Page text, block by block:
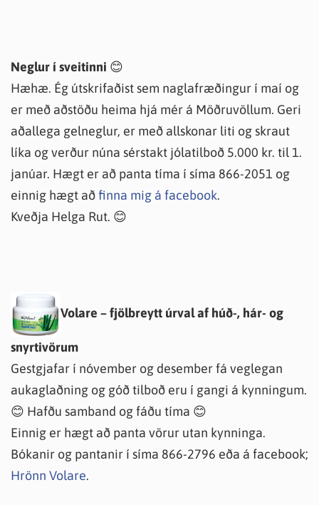
Neglur í sveitinni 😊
Hæhæ. Ég útskrifaðist sem naglafræðingur í maí og
er með aðstöðu heima hjá mér á Möðruvöllum. Geri
aðallega gelneglur, er með allskonar liti og skraut
líka og verður núna sérstakt jólatilboð 5.000 kr. til 1.
janúar. Hægt er að panta tíma í síma 866-2051 og
einnig hægt aðfinna mig á facebook.
Kveðja Helga Rut. 😊
Volare – fjölbreytt úrval af húð-, hár- og
snyrtivörum
Gestgjafar í nóvember og desember fá veglegan
aukaglaðning og góð tilboð eru í gangi á kynningum.
😊 Hafðu samband og fáðu tíma 😊
Einnig er hægt að panta vörur utan kynninga.
Bókanir og pantanir í síma 866-2796 eða á facebook;
Hrönn Volare.